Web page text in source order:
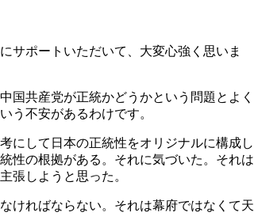
サポートいただいて、大変心強く思いま
国共産党が正統かどうかという問題とよく
う不安があるわけです。
にして日本の正統性をオリジナルに構成し
性の根拠がある。それに気づいた。それは
張しようと思った。
ければならない。それは幕府ではなくて天